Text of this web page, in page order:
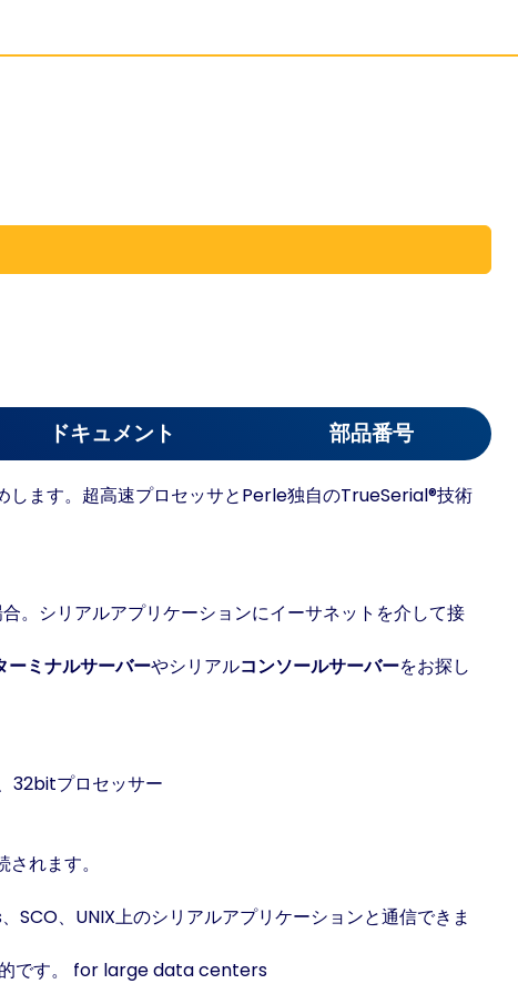
ドキュメント 部品番号
します。超高速プロセッサとPerle独自のTrueSerial®技術
。シリアルアプリケーションにイーサネットを介して接
ーミナルサーバーやシリアルコンソールサーバーをお探し
32bitプロセッサー
れます。
、UNIX上のシリアルアプリケーションと通信できま
的です。 for large data centers